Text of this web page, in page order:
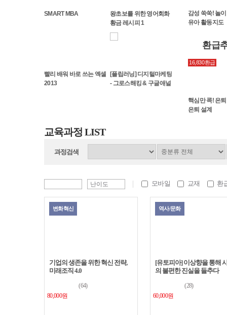
SMART MBA
빨리 배워 바로 쓰는 엑셀
2013
왕초보를 위한 영어회화
황금 레시피 1
[플립러닝] 디지털마케팅
- 그로스해킹 & 구글애널
뉴스] 파이어족이
[카드뉴스] 심리 테라피 -
오늘 나는 나다움을 찾기
[Work and Life] 비즈니스
리더를 위한 건강관리
감성 쑥쑥! 놀
유아 활동지도
환급
16,830환급
핵심만 콕! 은
은퇴 설계
교육과정 LIST
과정검색
모바일 교재 환
변화혁신
기업의 생존을 위한 혁신 전략,
미래조직 4.0
(64)
80,000원
역사/문화
[유토피아] 이상향을 통해
의 불편한 진실을 들추다
(28)
60,000원